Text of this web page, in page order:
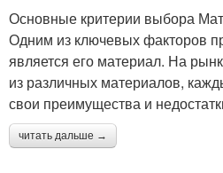
Основные критерии выбора
Одним из ключевых факторов
является его материал. На
из различных материалов,
свои преимущества и
читать дальше →